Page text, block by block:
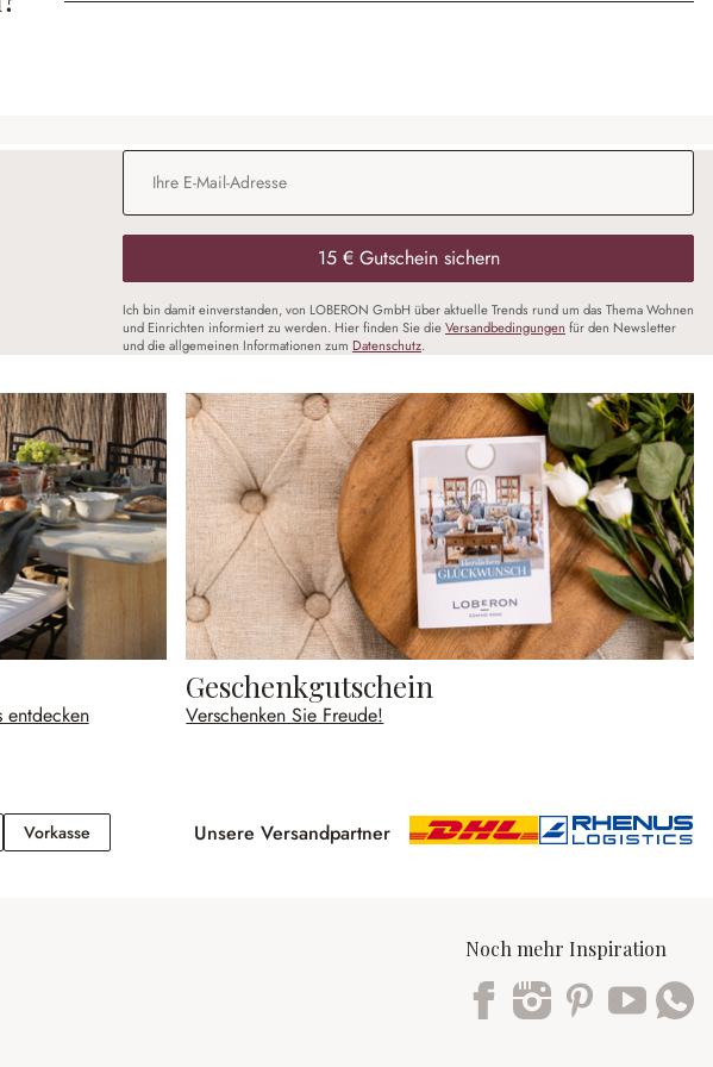
E-Mail-Adresse
15 € Gutschein sichern
Ich bin damit einverstanden, von LOBERON GmbH über aktuelle Trends rund um das Thema Wohnen
und Einrichten informiert zu werden. Hier finden Sie dieVersandbedingungen für den Newsletter
und die allgemeinen Informationen zum Datenschutz.
Geschenkgutschein
Verschenken Sie Freude!
VorkasseVorkasse Unsere Versandpartner
Noch mehr Inspiration